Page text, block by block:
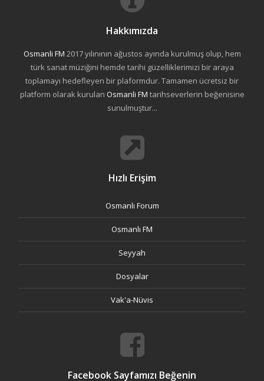
Hakkımızda
Osmanli FM 2017 yılınının ağustos ayında kurulmuş olup, hem
türk sanat müziğini hemde tarihi güzelliklerimizi bir araya
toplamayı hedefleyen bir plaformdur. Tamamen ücretsiz bir
platform olarak kurulan Osmanli FM tarihseverlerin beğenisine
sunulmuştur...
Hızlı Erişim
Osmanlı Forum
Osmanlı FM
Seyyah
Dosyalar
Vak'a-Nüvis
Facebook Sayfamızı Beğenin